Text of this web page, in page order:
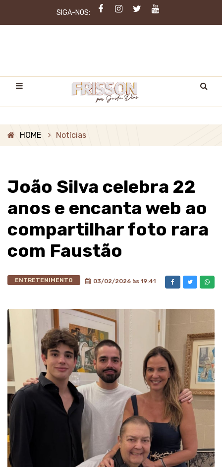
SIGA-NOS:
HOME Notícias
João Silva celebra 22
anos e encanta web ao
compartilhar foto rara
com Faustão
ENTRETENIMENTO 03/02/2026 às 19:41